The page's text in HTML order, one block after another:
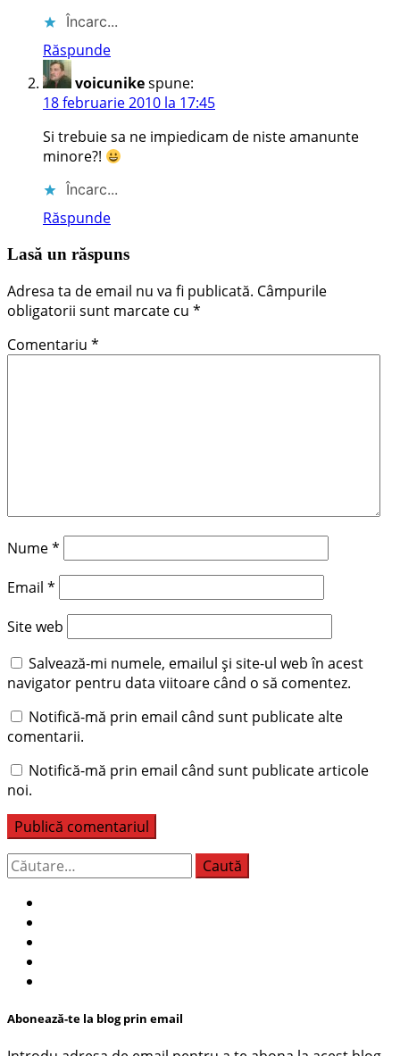
Încarc...
Răspunde
voicunikespune:
18 februarie 2010 la 17:45
Si trebuie sa ne impiedicam de niste amanunte
minore?!
Încarc...
Răspunde
Lasă un răspuns
Adresa ta de email nu va fi publicată. Câmpurile
obligatorii sunt marcate cu *
Comentariu *
Nume*
Email *
Site web
Salvează-mi numele, emailul și site-ul web în acest
navigator pentru data viitoare când o să comentez.
Notifică-mă prin email când sunt publicate alte
comentarii.
Notifică-mă prin email când sunt publicate articole
noi.
Caută
după:
Abonează-te la blog prin email